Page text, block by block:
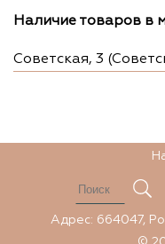
Наличие товаров в
Советская, 3
Адрес: 664047,